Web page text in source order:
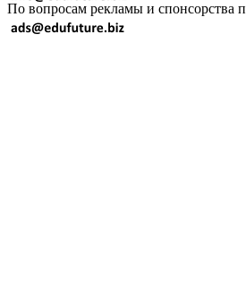
По вопросам рекламы и спонсорства